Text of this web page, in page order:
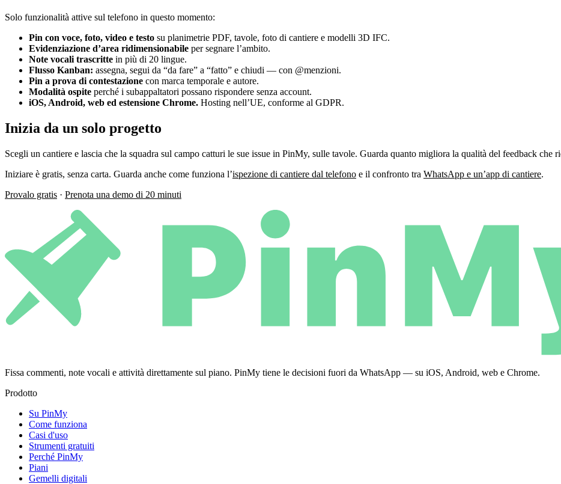
Solo funzionalità attive sul telefono in questo momento:
Pin con voce, foto, video e testo su planimetrie PDF, tavole, foto di cantiere e modelli 3D IFC.
Evidenziazione d’area ridimensionabile per segnare l’ambito.
Note vocali trascritte in più di 20 lingue.
Flusso Kanban: assegna, segui da “da fare” a “fatto” e chiudi — con @menzioni.
Pin a prova di contestazione con marca temporale e autore.
Modalità ospite perché i subappaltatori possano rispondere senza account.
iOS, Android, web ed estensione Chrome. Hosting nell’UE, conforme al GDPR.
Inizia da un solo progetto
Scegli un cantiere e lascia che la squadra sul campo catturi le sue issue in PinMy, sulle tavole. Guarda quanto migliora la qualità del feedback che
Iniziare è gratis, senza carta. Guarda anche come funziona l’ispezione di cantiere dal telefono e il confronto tra WhatsApp e un’app di cantiere.
Provalo gratis · Prenota una demo di 20 minuti
Fissa commenti, note vocali e attività direttamente sul piano. PinMy tiene le decisioni fuori da WhatsApp — su iOS, Android, web e Chrome.
Prodotto
Su PinMy
Come funziona
Casi d'uso
Strumenti gratuiti
Perché PinMy
Piani
Gemelli digitali